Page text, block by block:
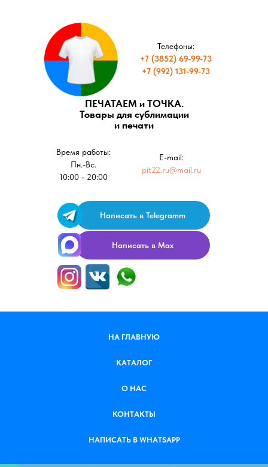
ПЕЧАТАЕМ и ТОЧКА.
Товары для сублимации
и печати
Телефоны:
+7 (3852) 69-99-73
+7 (992) 131-99-73
E-mail:
pit22.ru@mail.ru
Время работы:
Пн.-Вс.
10:00 - 20:00
Написать в Telegramm
Написать в Max
НА ГЛАВНУЮ
КАТАЛОГ
О НАС
КОНТАКТЫ
НАПИСАТЬ В WHATSAPP